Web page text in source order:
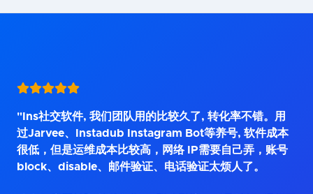
"Ins社交软件, 我们团队用的比较久了, 转化率不错。用
过Jarvee、Instadub Instagram Bot等养号, 软件成本
很低，但是运维成本比较高，网络 IP需要自己弄，账号
block、disable、邮件验证、电话验证太烦人了。